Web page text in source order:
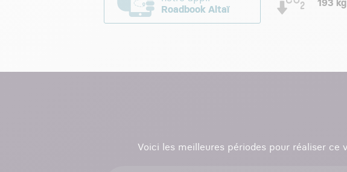
Roadbook Altaï
193
Voici les meilleures périodes pour réaliser ce